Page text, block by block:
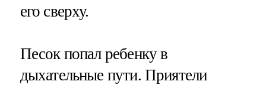
его сверху.
Песок попал ребенку в
дыхательные пути. Приятели